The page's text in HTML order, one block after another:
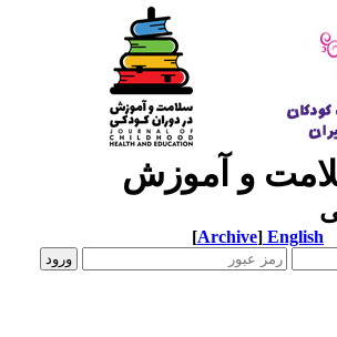
و آموزش
English
[Archive]